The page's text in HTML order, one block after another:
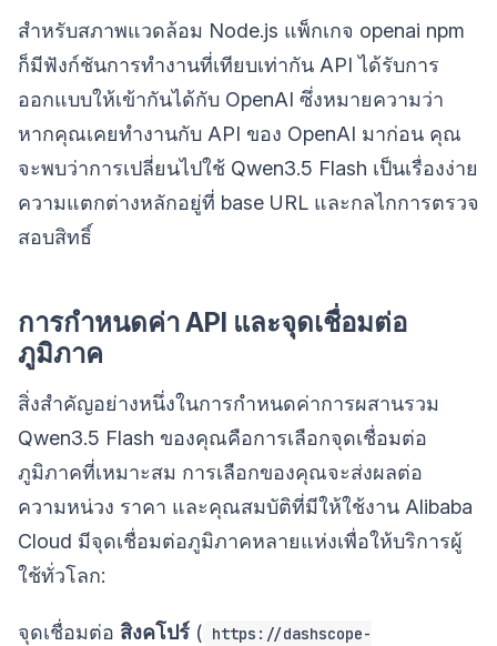
สำหรับสภาพแวดล้อม Node.js แพ็กเกจ openai npm
ก็มีฟังก์ชันการทำงานที่เทียบเท่ากัน API ได้รับการ
ออกแบบให้เข้ากันได้กับ OpenAI ซึ่งหมายความว่า
หากคุณเคยทำงานกับ API ของ OpenAI มาก่อน คุณ
จะพบว่าการเปลี่ยนไปใช้ Qwen3.5 Flash เป็นเรื่องง่าย
ความแตกต่างหลักอยู่ที่ base URL และกลไกการตรวจ
สอบสิทธิ์
การกำหนดค่า API และจุดเชื่อมต่อ
ภูมิภาค
สิ่งสำคัญอย่างหนึ่งในการกำหนดค่าการผสานรวม
Qwen3.5 Flash ของคุณคือการเลือกจุดเชื่อมต่อ
ภูมิภาคที่เหมาะสม การเลือกของคุณจะส่งผลต่อ
ความหน่วง ราคา และคุณสมบัติที่มีให้ใช้งาน Alibaba
Cloud มีจุดเชื่อมต่อภูมิภาคหลายแห่งเพื่อให้บริการผู้
ใช้ทั่วโลก:
จุดเชื่อมต่อ สิงคโปร์ ( https://dashscope-